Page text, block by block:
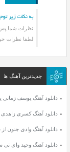
به نکات زیر
نظرات شما پس
لطفا نظرات
جدیدترین آهنگ ها
دانلود آهنگ یوسف
دانلود آهنگ کسری
دانلود آهنگ وادی جنون
دانلود آهنگ وحید وای تی